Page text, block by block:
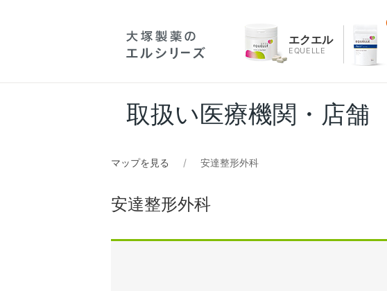
エクエル
EQUELLE
取扱い医療機関・店舗
マップを見る 安達整形外科
安達整形外科